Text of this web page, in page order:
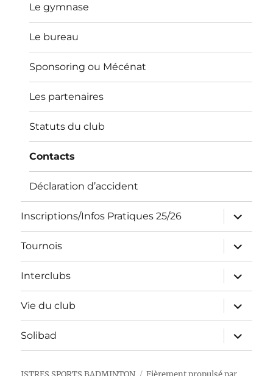
Le gymnase
Le bureau
Sponsoring ou Mécénat
Les partenaires
Statuts du club
Contacts
Déclaration d’accident
Inscriptions/Infos Pratiques 25/26
ouvrir
le
sous-
menu
Tournois
ouvrir
le
sous-
menu
Interclubs
ouvrir
le
sous-
menu
Vie du club
ouvrir
le
sous-
menu
Solibad
ouvrir
le
sous-